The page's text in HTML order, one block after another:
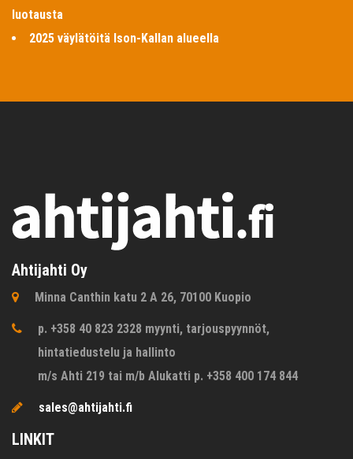
luotausta
2025 väylätöitä Ison-Kallan alueella
Ahtijahti Oy
Minna Canthin katu 2 A 26, 70100 Kuopio
p. +358 40 823 2328 myynti, tarjouspyynnöt,
hintatiedustelu ja hallinto
m/s Ahti 219 tai m/b Alukatti p. +358 400 174 844
sales@ahtijahti.fi
LINKIT